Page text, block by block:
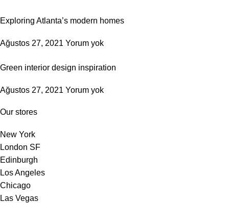
Exploring Atlanta’s modern homes
Ağustos 27, 2021 Yorum yok
Green interior design inspiration
Ağustos 27, 2021 Yorum yok
Our stores
New York
London SF
Edinburgh
Los Angeles
Chicago
Las Vegas